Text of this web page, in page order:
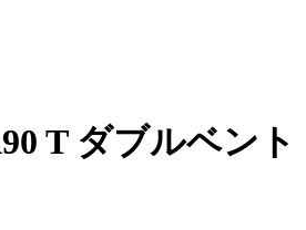
T ダブルベント